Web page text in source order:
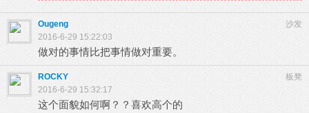
沙发
Ougeng
2016-6-29 15:22:03
做对的事情比把事情做对重要。
板凳
ROCKY
2016-6-29 15:32:17
这个面貌如何啊？？喜欢高个的